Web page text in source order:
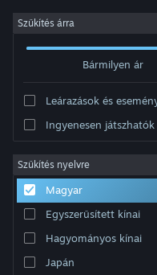
Bejelentkezés
Névjegy
Támogatás
Nyelvváltás
Szűkítés árra
Bármilyen ár
Leárazások és
Ingyenesen játszhatók
Szűkítés nyelvre
Magyar
Egyszerűsített kínai
Hagyományos kínai
Japán
Kiadó: Charlie's Games
Rendezés Relevancia
0 eredmény felel meg a
beállításaid alapján.